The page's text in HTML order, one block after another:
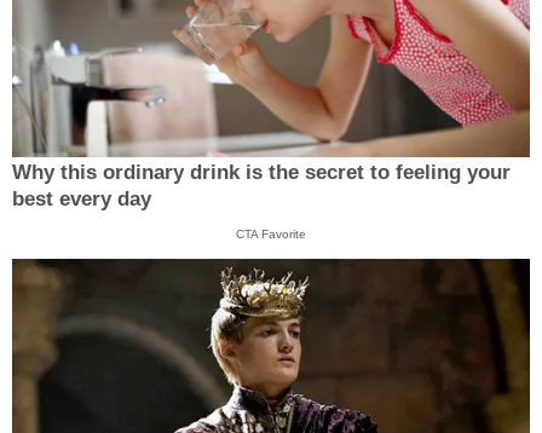
Why this ordinary drink is the secret to feeling your
best every day
CTA Favorite